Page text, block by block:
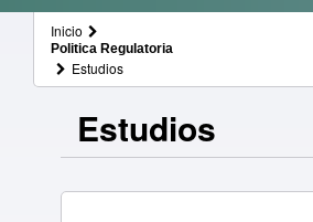
Inicio
Politica Regulatoria
Estudios
Estudios